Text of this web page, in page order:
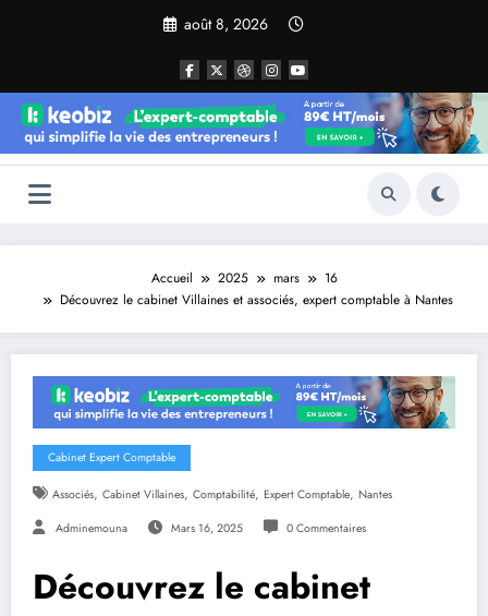
août 8, 2026
Accueil 2025 mars
16
Découvrez le cabinet Villaines et associés, expert comptable à Nantes
Cabinet Expert Comptable
Associés, Cabinet Villaines, Comptabilité, Expert Comptable, Nantes
Adminemouna Mars 16, 2025 0 Commentaires
Découvrez le cabinet